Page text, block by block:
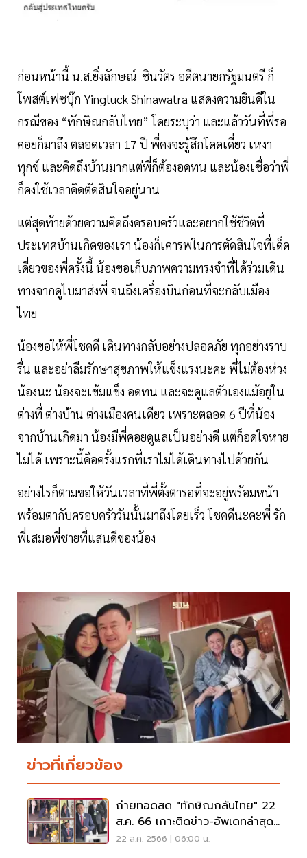
ก่อนหน้านี้ น.ส.ยิ่งลักษณ์ ชินวัตร อดีตนายกรัฐมนตรี ก็
โพสต์เฟซบุ๊ก Yingluck Shinawatra แสดงความยินดีใน
กรณีของ “ทักษิณกลับไทย” โดยระบุว่า และแล้ววันที่พี่รอ
คอยก็มาถึง ตลอดเวลา 17 ปี พี่คงจะรู้สึกโดดเดี่ยว เหงา
ทุกข์ และคิดถึงบ้านมากแต่พี่ก็ต้องอดทน และน้องเชื่อว่าพี่
ก็คงใช้เวลาคิดตัดสินใจอยู่นาน
แต่สุดท้ายด้วยความคิดถึงครอบครัวและอยากใช้ชีวิตที่
ประเทศบ้านเกิดของเรา น้องก็เคารพในการตัดสินใจที่เด็ด
เดี่ยวของพี่ครั้งนี้ น้องขอเก็บภาพความทรงจำที่ได้ร่วมเดิน
ทางจากดูไบมาส่งพี่ จนถึงเครื่องบินก่อนที่จะกลับเมือง
ไทย
น้องขอให้พี่โชคดี เดินทางกลับอย่างปลอดภัย ทุกอย่างราบ
รื่น และอย่าลืมรักษาสุขภาพให้แข็งแรงนะคะ พี่ไม่ต้องห่วง
น้องนะ น้องจะเข้มแข็ง อดทน และจะดูแลตัวเองแม้อยู่ใน
ต่างที่ ต่างบ้าน ต่างเมืองคนเดียว เพราะตลอด 6 ปีที่น้อง
จากบ้านเกิดมา น้องมีพี่คอยดูแลเป็นอย่างดี แต่ก็อดใจหาย
ไม่ได้ เพราะนี้คือครั้งแรกที่เราไม่ได้เดินทางไปด้วยกัน
อย่างไรก็ตามขอให้วันเวลาที่พี่ตั้งตารอที่จะอยู่พร้อมหน้า
พร้อมตากับครอบครัววันนั้นมาถึงโดยเร็ว โชคดีนะคะพี่ รัก
พี่เสมอพี่ชายที่แสนดีของน้อง
ข่าวที่เกี่ยวข้อง
ถ่ายทอดสด "ทักษิณกลับไทย" 22
ส.ค. 66 เกาะติดข่าว-อัพเดทล่าสุดที่
นี่
22 ส.ค. 2566 | 06:00 น.